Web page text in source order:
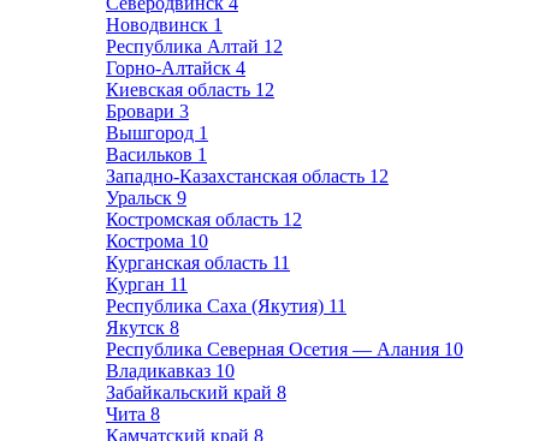
Новодвинск 1
Республика Алтай 12
Горно-Алтайск 4
Киевская область 12
Бровари 3
Вышгород 1
Васильков 1
Западно-Казахстанская область 12
Уральск 9
Костромская область 12
Кострома 10
Курганская область 11
Курган 11
Республика Саха (Якутия) 11
Якутск 8
Республика Северная Осетия — Алания 10
Владикавказ 10
Забайкальский край 8
Чита 8
Камчатский край 8